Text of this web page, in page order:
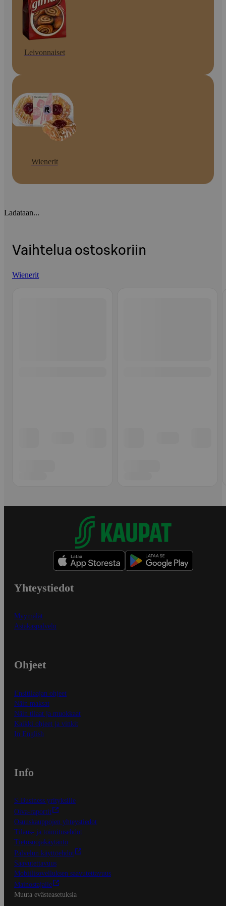
Leivonnaiset
Wienerit
Ladataan...
Vaihtelua ostoskoriin
Wienerit
Yhteystiedot
Myymälät
Asiakaspalvelu
Ohjeet
Ensitilaajan ohjeet
Näin maksat
Näin tilaat ja muokkaat
Kaikki ohjeet ja vinkit
In English
Info
S-Business yrityksille
Oiva-raportit
Osuuskauppojen yhteystiedot
Tilaus- ja toimitusehdot
Tietosuojakäytäntö
Palvelun käyttöehdot
Saavutettavuus
Mobiilisovelluksen saavutettavuus
Mainostajalle
Muuta evästeasetuksia